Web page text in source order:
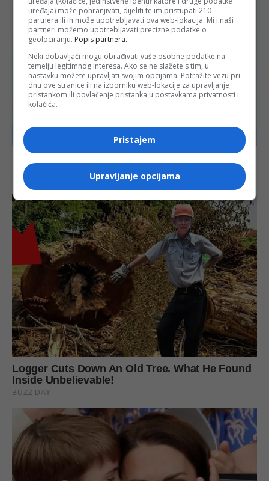
uređaja) može pohranjivati, dijeliti te im pristupati 210
partnera ili ih može upotrebljavati ova web-lokacija. Mi i naši
partneri možemo upotrebljavati precizne podatke o
geolociranju. Popis partnera.
Neki dobavljači mogu obrađivati vaše osobne podatke na
temelju legitimnog interesa. Ako se ne slažete s tim, u
nastavku možete upravljati svojim opcijama. Potražite vezu pri
dnu ove stranice ili na izborniku web-lokacije za upravljanje
pristankom ili povlačenje pristanka u postavkama privatnosti i
kolačića.
Pristajem
Upravljanje opcijama